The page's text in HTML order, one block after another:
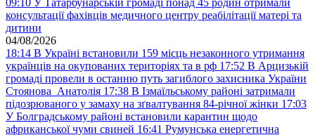
09:10 У Татарбунарській громаді понад 45 родин отримали
консультації фахівців медичного центру реабілітації матері та
дитини
04/08/2026
18:14 В Україні встановили 159 місць незаконного утримання
українців на окупованих територіях та в рф 17:52 В Арцизькій
громаді провели в останню путь загиблого захисника України
Стоянова Анатолія 17:38 В Ізмаїльському районі затримали
підозрюваного у замаху на зґвалтування 84-річної жінки 17:03
У Болградському районі встановили карантин щодо
африканської чуми свиней 16:41 Румунська енергетична